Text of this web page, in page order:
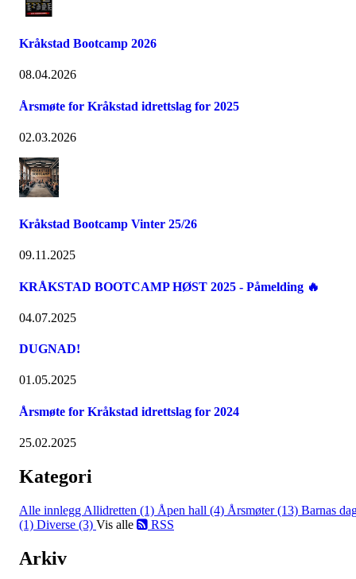
Kråkstad Bootcamp 2026
08.04.2026
Årsmøte for Kråkstad idrettslag for 2025
02.03.2026
Kråkstad Bootcamp Vinter 25/26
09.11.2025
KRÅKSTAD BOOTCAMP HØST 2025 - Påmelding 🔥
04.07.2025
DUGNAD!
01.05.2025
Årsmøte for Kråkstad idrettslag for 2024
25.02.2025
Kategori
Alle innlegg Allidretten (1) Åpen hall (4) Årsmøter (13) Barnas
(1) Diverse (3) Vis alle RSS
Arkiv